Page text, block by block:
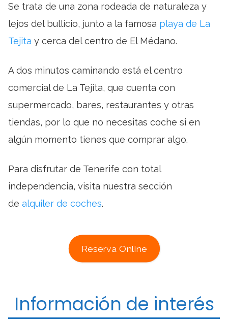
Se trata de una zona rodeada de naturaleza y
lejos del bullicio, junto a la famosa playa de La
Tejita y cerca del centro de El Médano.
A dos minutos caminando está el centro
comercial de La Tejita, que cuenta con
supermercado, bares, restaurantes y otras
tiendas, por lo que no necesitas coche si en
algún momento tienes que comprar algo.
Para disfrutar de Tenerife con total
independencia, visita nuestra sección
de alquiler de coches.
Reserva Online
Información de interés